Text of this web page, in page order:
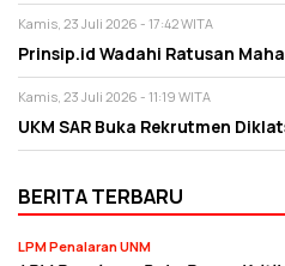
Kamis, 23 Juli 2026 - 17:42 WITA
Prinsip.id Wadahi Ratusan
Kamis, 23 Juli 2026 - 11:19 WITA
UKM SAR Buka Rekrutmen
BERITA TERBARU
LPM Penalaran UNM